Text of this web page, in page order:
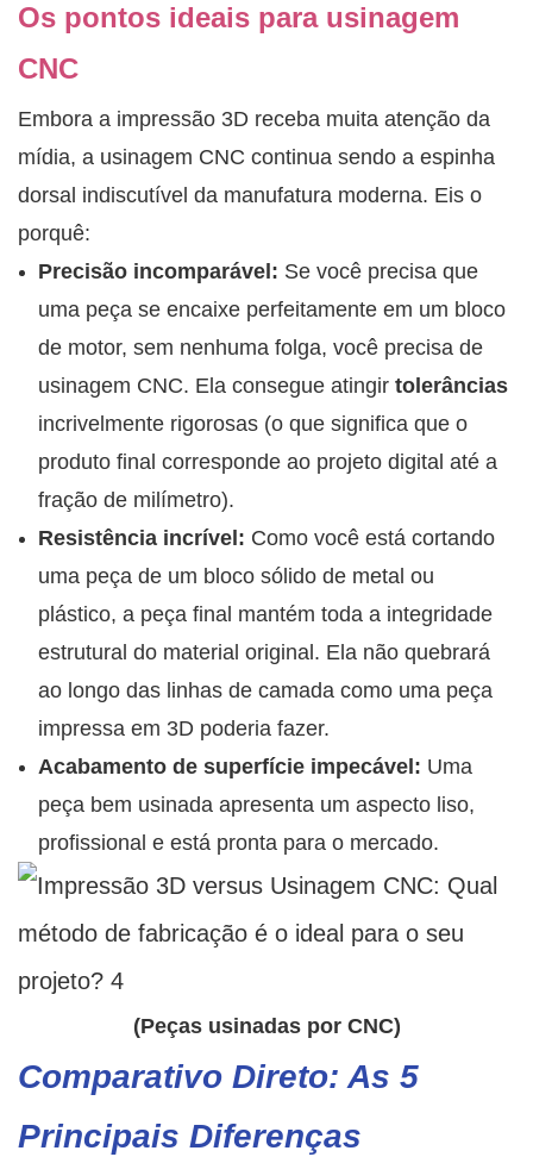
Os pontos ideais para usinagem
CNC
Embora a impressão 3D receba muita atenção da
mídia, a usinagem CNC continua sendo a espinha
dorsal indiscutível da manufatura moderna. Eis o
porquê:
Precisão incomparável: Se você precisa que
uma peça se encaixe perfeitamente em um bloco
de motor, sem nenhuma folga, você precisa de
usinagem CNC. Ela consegue atingir tolerâncias
incrivelmente rigorosas (o que significa que o
produto final corresponde ao projeto digital até a
fração de milímetro).
Resistência incrível: Como você está cortando
uma peça de um bloco sólido de metal ou
plástico, a peça final mantém toda a integridade
estrutural do material original. Ela não quebrará
ao longo das linhas de camada como uma peça
impressa em 3D poderia fazer.
Acabamento de superfície impecável: Uma
peça bem usinada apresenta um aspecto liso,
profissional e está pronta para o mercado.
(Peças usinadas por CNC)
Comparativo Direto: As 5
Principais Diferenças